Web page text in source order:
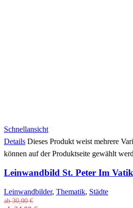
Schnellansicht
Details Dieses Produkt weist mehrere
können auf der Produktseite gewählt
Leinwandbild St. Peter Im
Leinwandbilder, Thematik, Städte
ab30,00€